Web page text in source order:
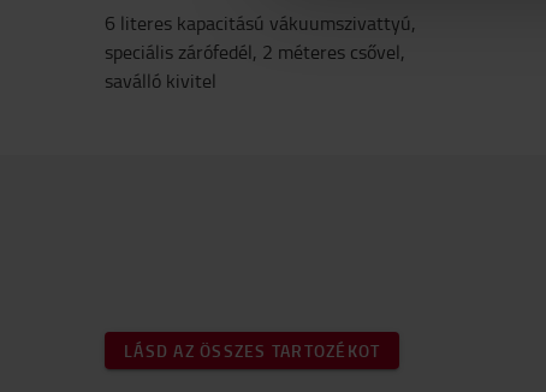
6 literes kapacitású vákuumszivattyú,
speciális zárófedél, 2 méteres csővel,
saválló kivitel
LÁSD AZ ÖSSZES TARTOZÉKOT